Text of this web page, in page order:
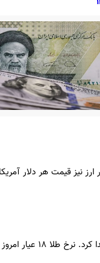
ارز نیز قیمت هر دلار
قیمت هر گرم طلا 18 عیار امروز با آغاز معاملات بازار گرمی